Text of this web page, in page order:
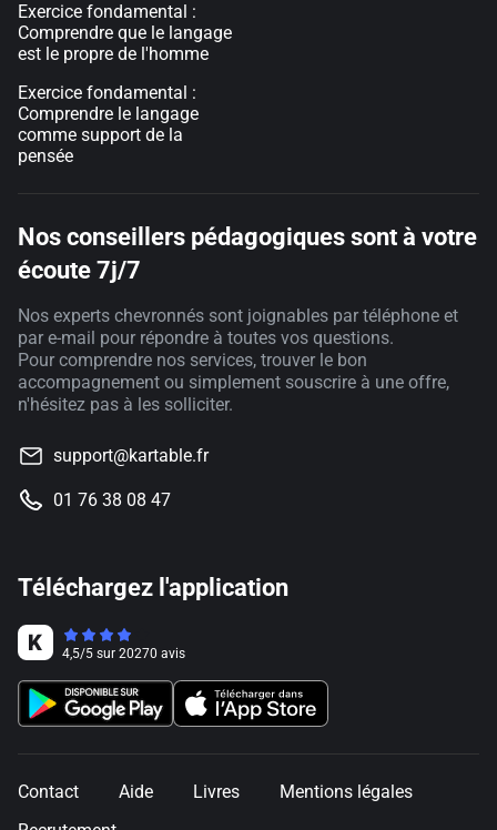
Exercice fondamental :
Comprendre que le langage
est le propre de l'homme
Exercice fondamental :
Comprendre le langage
comme support de la
pensée
Nos conseillers pédagogiques sont à votre
écoute 7j/7
Nos experts chevronnés sont joignables par téléphone et
par e-mail pour répondre à toutes vos questions.
Pour comprendre nos services, trouver le bon
accompagnement ou simplement souscrire à une offre,
n'hésitez pas à les solliciter.
support@kartable.fr
01 76 38 08 47
Téléchargez l'application
4,5/5 sur 20270 avis
Contact Aide Livres
Mentions légales